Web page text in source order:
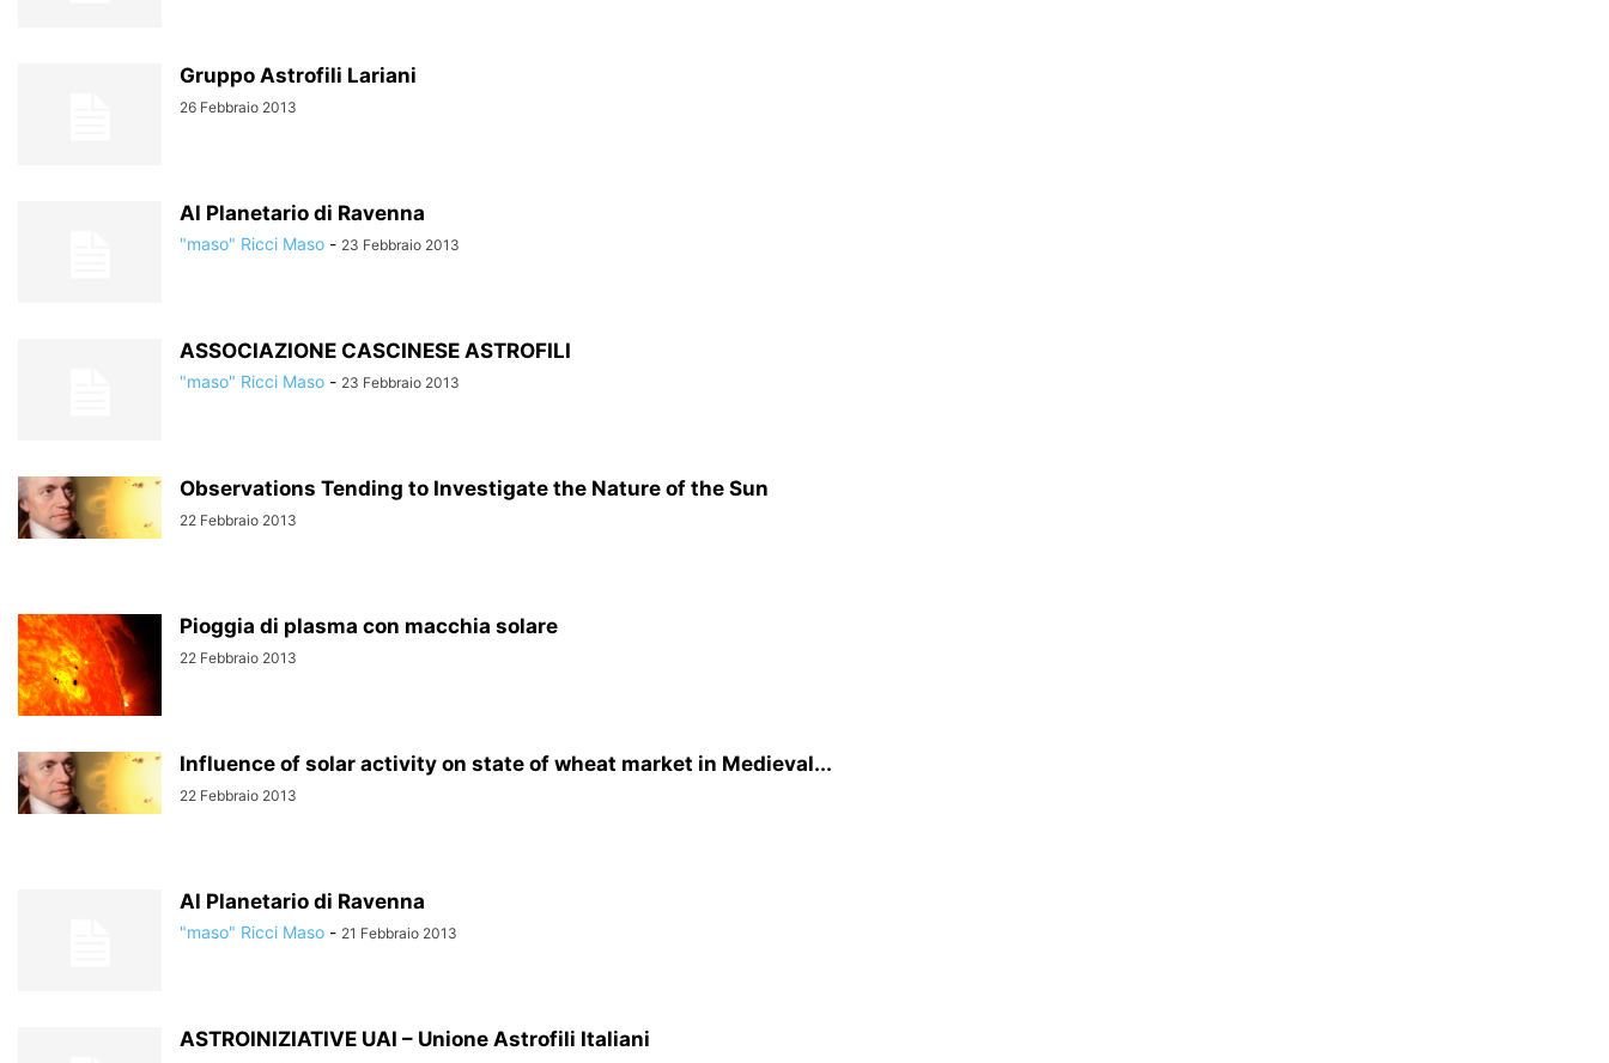
Gruppo Astrofili Lariani
26 Febbraio 2013
Al Planetario di Ravenna
"maso" Ricci Maso - 23 Febbraio 2013
ASSOCIAZIONE CASCINESE ASTROFILI
"maso" Ricci Maso - 23 Febbraio 2013
Observations Tending to Investigate the Nature of the Sun
22 Febbraio 2013
Pioggia di plasma con macchia solare
22 Febbraio 2013
Influence of solar activity on state of wheat market in Medieval...
22 Febbraio 2013
Al Planetario di Ravenna
"maso" Ricci Maso - 21 Febbraio 2013
ASTROINIZIATIVE UAI – Unione Astrofili Italiani